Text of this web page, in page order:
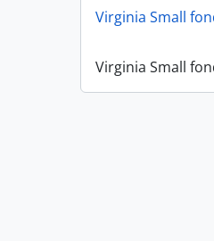
Virginia Small
Virginia Small